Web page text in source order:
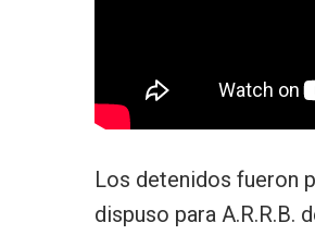
Los detenidos fueron
dispuso para A.R.R.B.